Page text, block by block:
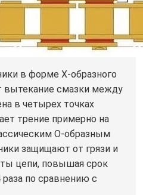
в форме Х-образного
вытекание смазки между
в четырех точках
трение примерно на
О-образным
защищают от грязи и
цепи, повышая срок
по сравнению с